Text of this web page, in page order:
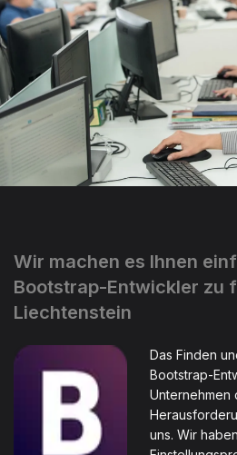
Wir machen es Ihnen
Bootstrap-Entwickler zu
Liechtenstein
Das Finden
Bootstrap-
Unternehmen
uns. Wir